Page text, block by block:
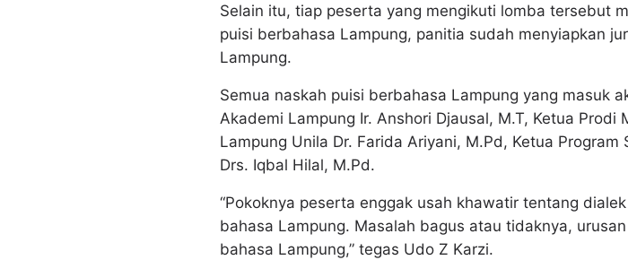
Selain itu, tiap peserta yang mengikuti lomba tersebut
puisi berbahasa Lampung, panitia sudah menyiapkan
Lampung.
Semua naskah puisi berbahasa Lampung yang masuk
Akademi Lampung Ir. Anshori Djausal, M.T, Ketua
Lampung Unila Dr. Farida Ariyani, M.Pd, Ketua
Drs. Iqbal Hilal, M.Pd.
“Pokoknya peserta enggak usah khawatir tentang
bahasa Lampung. Masalah bagus atau tidaknya,
bahasa Lampung,” tegas Udo Z Karzi.